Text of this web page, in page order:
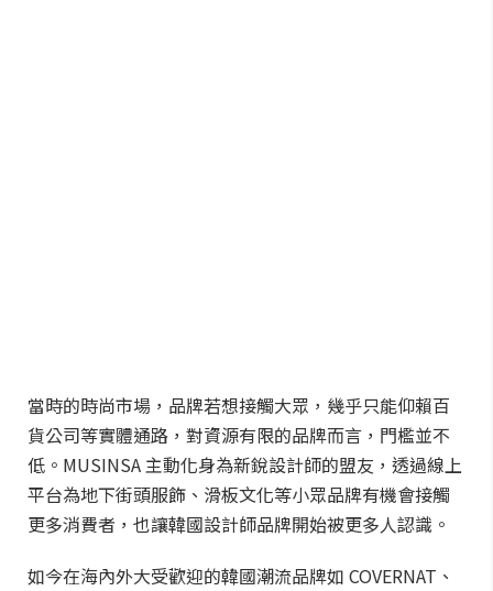
當時的時尚市場，品牌若想接觸大眾，幾乎只能仰賴百
貨公司等實體通路，對資源有限的品牌而言，門檻並不
低。MUSINSA 主動化身為新銳設計師的盟友，透過線上
平台為地下街頭服飾、滑板文化等小眾品牌有機會接觸
更多消費者，也讓韓國設計師品牌開始被更多人認識。
如今在海內外大受歡迎的韓國潮流品牌如 COVERNAT、